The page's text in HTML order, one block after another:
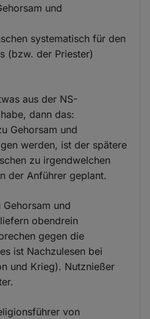
und
systematisch für den
(bzw. der Priester)
aus der NS-
dann das:
Gehorsam und
werden, ist der spätere
zu irgendwelchen
der Anführer geplant.
und
obendrein
gegen die
ist Nachzulesen bei
und Krieg). Nutznießer
von